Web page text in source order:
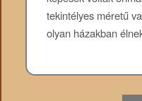
tekintélyes méretű
olyan házakban